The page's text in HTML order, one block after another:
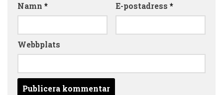
Namn * E-postadress *
Webbplats